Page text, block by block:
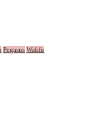
Pegasus Wakfu